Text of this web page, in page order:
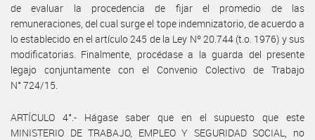
de evaluar la procedencia de fijar el promedio de las
remuneraciones, del cual surge el tope indemnizatorio, de acuerdo a
lo establecido en el artículo 245 de la Ley Nº 20.744 (t.o. 1976) y sus
modificatorias. Finalmente, procédase a la guarda del presente
legajo conjuntamente con el Convenio Colectivo de Trabajo
N° 724/15.
ARTÍCULO 4°.- Hágase saber que en el supuesto que este
MINISTERIO DE TRABAJO, EMPLEO Y SEGURIDAD SOCIAL, no